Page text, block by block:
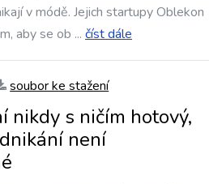
v módě. Jejich startupy Oblekon
aby se ob ... číst dále
soubor ke stažení
nikdy s ničím hotový,
není